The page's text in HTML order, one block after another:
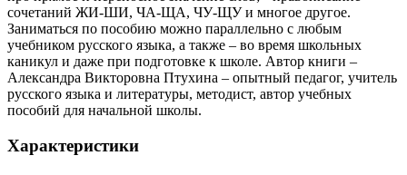
сочетаний ЖИ-ШИ, ЧА-ЩА, ЧУ-ЩУ и многое другое.
Заниматься по пособию можно параллельно с любым
учебником русского языка, а также – во время школьных
каникул и даже при подготовке к школе. Автор книги –
Александра Викторовна Птухина – опытный педагог, учитель
русского языка и литературы, методист, автор учебных
пособий для начальной школы.
Характеристики